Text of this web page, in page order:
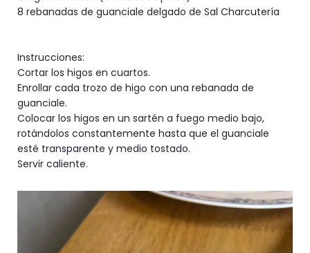
8 rebanadas de guanciale delgado de Sal Charcutería
Instrucciones:
Cortar los higos en cuartos.
Enrollar cada trozo de higo con una rebanada de
guanciale.
Colocar los higos en un sartén a fuego medio bajo,
rotándolos constantemente hasta que el guanciale
esté transparente y medio tostado.
Servir caliente.